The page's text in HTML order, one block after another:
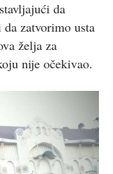
da
zatvorimo usta
želja za
nije očekivao.